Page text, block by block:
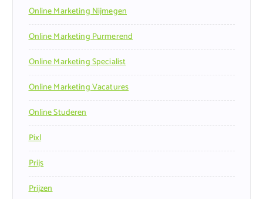
Online Marketing Nijmegen
Online Marketing Purmerend
Online Marketing Specialist
Online Marketing Vacatures
Online Studeren
Pixl
Prijs
Prijzen